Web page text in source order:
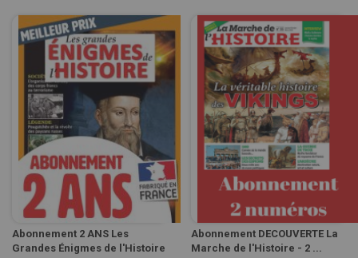
Abonnement 2 ANS Les
Grandes Énigmes de l'Histoire
Abonnement DECOUVERTE La
Marche de l'Histoire - 2 ...